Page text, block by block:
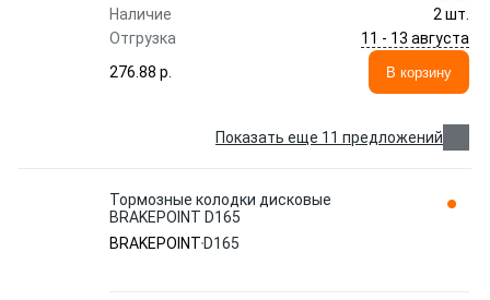
Наличие
2 шт.
Отгрузка
11 - 13 августа
276.88 p.
В корзину
Показать еще 11 предложений
Тормозные колодки дисковые
BRAKEPOINT D165
BRAKEPOINT D165